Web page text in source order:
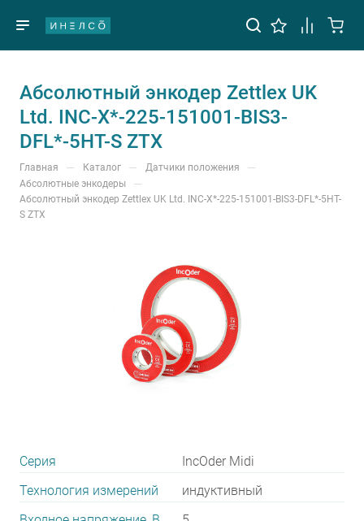
Абсолютный энкодер Zettlex UK
Ltd. INC-X*-225-151001-BIS3-
DFL*-5HT-S ZTX
Главная — Каталог — Датчики положения —
Абсолютные энкодеры —
Абсолютный энкодер Zettlex UK Ltd. INC-X*-225-151001-BIS3-DFL*-5HT-
S ZTX
Серия
IncOder Midi
Технология измерений
индуктивный